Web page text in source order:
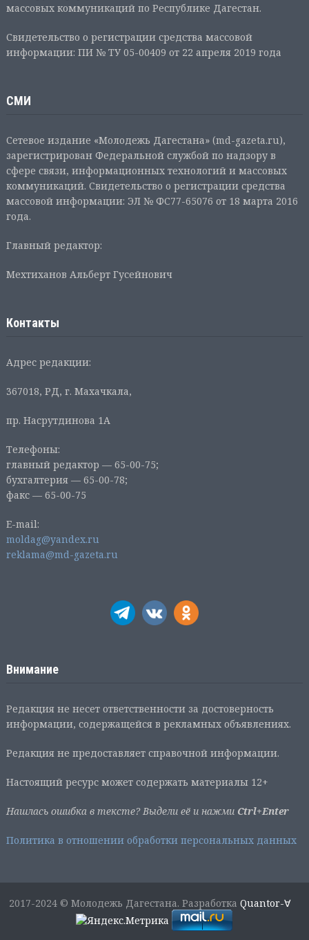
массовых коммуникаций по Республике Дагестан.
Свидетельство о регистрации средства массовой
информации: ПИ № ТУ 05-00409 от 22 апреля 2019 года
СМИ
Сетевое издание «Молодежь Дагестана» (md-gazeta.ru),
зарегистрирован Федеральной службой по надзору в
сфере связи, информационных технологий и массовых
коммуникаций. Свидетельство о регистрации средства
массовой информации: ЭЛ № ФС77-65076 от 18 марта 2016
года.
Главный редактор:
Мехтиханов Альберт Гусейнович
Контакты
Адрес редакции:
367018, РД, г. Махачкала,
пр. Насрутдинова 1А
Телефоны:
главный редактор — 65-00-75;
бухгалтерия — 65-00-78;
факс — 65-00-75
E-mail:
moldag@yandex.ru
reklama@md-gazeta.ru
Внимание
Редакция не несет ответственности за достоверность
информации, содержащейся в рекламных объявлениях.
Редакция не предоставляет справочной информации.
Настоящий ресурс может содержать материалы 12+
Нашлась ошибка в тексте? Выдели её и нажми Ctrl+Enter
Политика в отношении обработки персональных данных
2017-2024 © Молодежь Дагестана. РазработкаQuantor-∀